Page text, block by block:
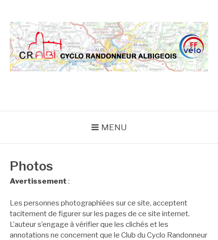
contenu
MENU
Photos
Avertissement :
Les personnes photographiées sur ce site, acceptent
tacitement de figurer sur les pages de ce site internet.
L’auteur s’engage à vérifier que les clichés et les
annotations ne concernent que le Club du Cyclo Randonneur